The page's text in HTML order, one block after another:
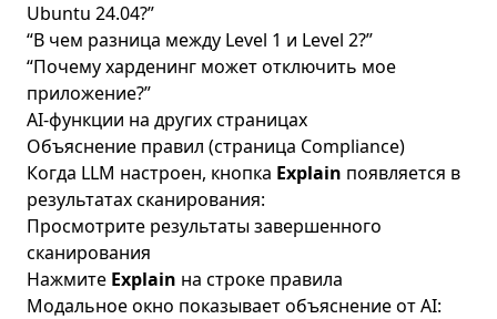
Ubuntu 24.04?”
“В чем разница между Level 1 и Level 2?”
“Почему харденинг может отключить мое
приложение?”
AI-функции на других страницах
Объяснение правил (страница Compliance)
Когда LLM настроен, кнопка Explain появляется в
результатах сканирования:
Просмотрите результаты завершенного
сканирования
Нажмите Explain на строке правила
Модальное окно показывает объяснение от AI: